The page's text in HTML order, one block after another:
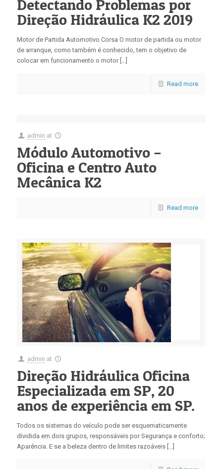
Detectando Problemas por
Direção Hidráulica K2 2019
Motor de Partida Automotivo Corsa O motor de partida ou motor
de arranque, como também é conhecido, tem o objetivo de
colocar em funcionamento o motor […]
Read more
admin at
Módulo Automotivo –
Oficina e Centro Auto
Mecânica K2
Read more
admin at
Direção Hidráulica Oficina
Especializada em SP, 20
anos de experiência em SP.
Todos os sistemas do veículo pode ser esquematicamente
dividida em dois grupos, responsáveis por Segurança e conforto;
Aparência. E se a beleza dentro de limites razoáveis […]